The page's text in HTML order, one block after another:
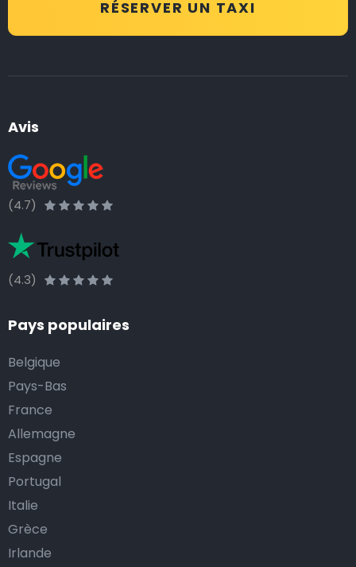
RÉSERVER UN TAXI
Avis
(4.7)
(4.3)
Pays populaires
Belgique
Pays-Bas
France
Allemagne
Espagne
Portugal
Italie
Grèce
Irlande